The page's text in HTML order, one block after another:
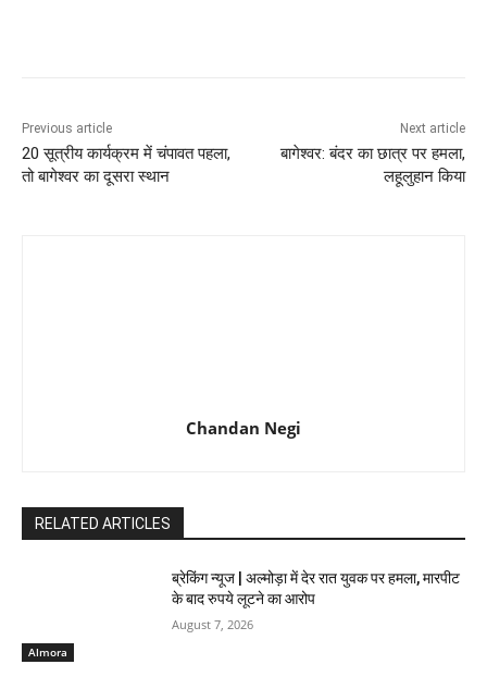
Previous article
20 सूत्रीय कार्यक्रम में चंपावत पहला,
तो बागेश्वर का दूसरा स्थान
Next article
बागेश्वर: बंदर का छात्र पर हमला,
लहूलुहान किया
Chandan Negi
RELATED ARTICLES
Almora
ब्रेकिंग न्यूज | अल्मोड़ा में देर रात युवक पर हमला, मारपीट
के बाद रुपये लूटने का आरोप
August 7, 2026